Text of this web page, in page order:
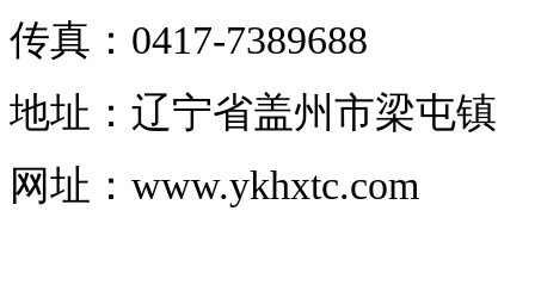
传真：0417-7389688
地址：辽宁省盖州市梁屯镇
网址 ： www.ykhxtc.com